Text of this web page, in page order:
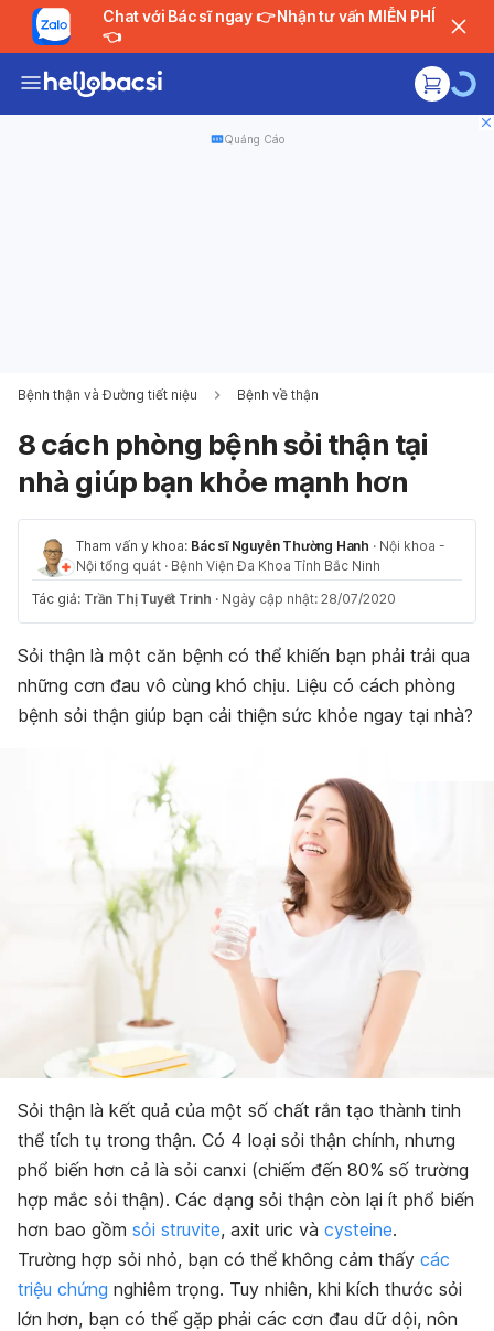
Chat với Bác sĩ ngay 👉 Nhận tư vấn MIỄN PHÍ
👈
Quảng Cáo
Bệnh thận và Đường tiết niệu Bệnh về thận
8 cách phòng bệnh sỏi thận tại
nhà giúp bạn khỏe mạnh hơn
Tham vấn y khoa: Bác sĩ Nguyễn Thường Hanh · Nội khoa -
Nội tổng quát · Bệnh Viện Đa Khoa Tỉnh Bắc Ninh
Tác giả: Trần Thị Tuyết Trinh · Ngày cập nhật: 28/07/2020
Sỏi thận là một căn bệnh có thể khiến bạn phải trải qua
những cơn đau vô cùng khó chịu. Liệu có cách phòng
bệnh sỏi thận giúp bạn cải thiện sức khỏe ngay tại nhà?
Sỏi thận là kết quả của một số chất rắn tạo thành tinh
thể tích tụ trong thận. Có 4 loại sỏi thận chính, nhưng
phổ biến hơn cả là sỏi canxi (chiếm đến 80% số trường
hợp mắc sỏi thận). Các dạng sỏi thận còn lại ít phổ biến
hơn bao gồm sỏi struvite, axit uric và cysteine.
Trường hợp sỏi nhỏ, bạn có thể không cảm thấy các
triệu chứng nghiêm trọng. Tuy nhiên, khi kích thước sỏi
lớn hơn, bạn có thể gặp phải các cơn đau dữ dội, nôn